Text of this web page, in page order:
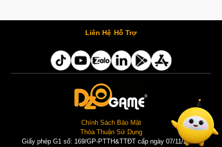
Liên Hệ Hỗ Trợ
Chính Sách Bảo Mật
Thỏa Thuận Sử Dụng
Giấy phép G1 số: 169/GP-PTTH&TTĐT cấp ngày 07/11/2025 |